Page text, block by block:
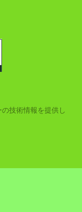
技術情報を提供し